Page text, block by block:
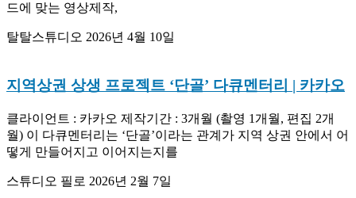
드에 맞는 영상제작,
탈탈스튜디오 2026년 4월 10일
지역상권 상생 프로젝트 ‘단골’ 다큐멘터리 | 카카오
클라이언트 : 카카오 제작기간 : 3개월 (촬영 1개월, 편집 2개
월) 이 다큐멘터리는 ‘단골’이라는 관계가 지역 상권 안에서 어
떻게 만들어지고 이어지는지를
스튜디오 필로 2026년 2월 7일